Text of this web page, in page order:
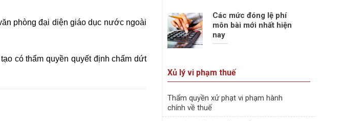
phòng đại diện giáo dục nước ngoài
có thẩm quyền quyết định chấm dứt
Các mức đóng lệ phí
môn bài mới nhất hiện
nay
Xủ lý vi phạm thuế
Thẩm quyền xử phạt vi phạm hành
chính về thuế